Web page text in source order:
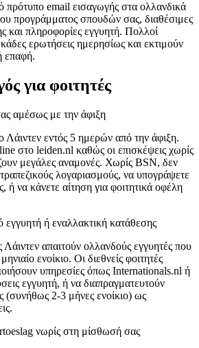
πρότυπο email εισαγωγής στα ολλανδικά
προγράμματος σπουδών σας, διαθέσιμες
και πληροφορίες εγγυητή. Πολλοί
ερωτήσεις ημερησίως και εκτιμούν
επαφή.
για φοιτητές
αμέσως με την άφιξη
Λάιντεν εντός 5 ημερών από την άφιξη.
στο leiden.nl καθώς οι επισκέψεις χωρίς
μεγάλες αναμονές. Χωρίς BSN, δεν
λογαριασμούς, να υπογράψετε
ή να κάνετε αίτηση για φοιτητικά οφέλη
ή εναλλακτική κατάθεσης
Λάιντεν απαιτούν ολλανδούς εγγυητές που
ενοίκιο. Οι διεθνείς φοιτητές
υπηρεσίες όπως Internationals.nl ή
εγγυητή, ή να διαπραγματευτούν
(συνήθως 2-3 μήνες ενοίκιο) ως
νωρίς στη μίσθωσή σας